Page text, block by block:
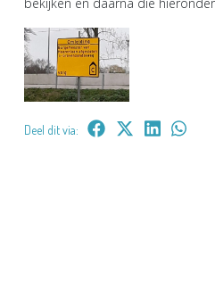
Deel dit via: